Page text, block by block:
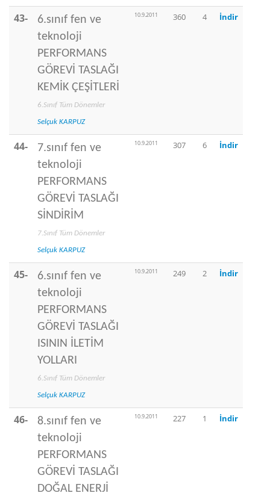
43-
6.sınıf fen ve
teknoloji
PERFORMANS
GÖREVİ TASLAĞI
KEMİK ÇEŞİTLERİ
6.Sınıf Tüm Dönemler
Selçuk KARPUZ
10.9.2011 360 4 İndir
44-
7.sınıf fen ve
teknoloji
PERFORMANS
GÖREVİ TASLAĞI
SİNDİRİM
7.Sınıf Tüm Dönemler
Selçuk KARPUZ
10.9.2011 307 6 İndir
45-
6.sınıf fen ve
teknoloji
PERFORMANS
GÖREVİ TASLAĞI
ISININ İLETİM
YOLLARI
6.Sınıf Tüm Dönemler
Selçuk KARPUZ
10.9.2011 249 2 İndir
46-
8.sınıf fen ve
teknoloji
PERFORMANS
GÖREVİ TASLAĞI
DOĞAL ENERJİ
10.9.2011 227 1 İndir